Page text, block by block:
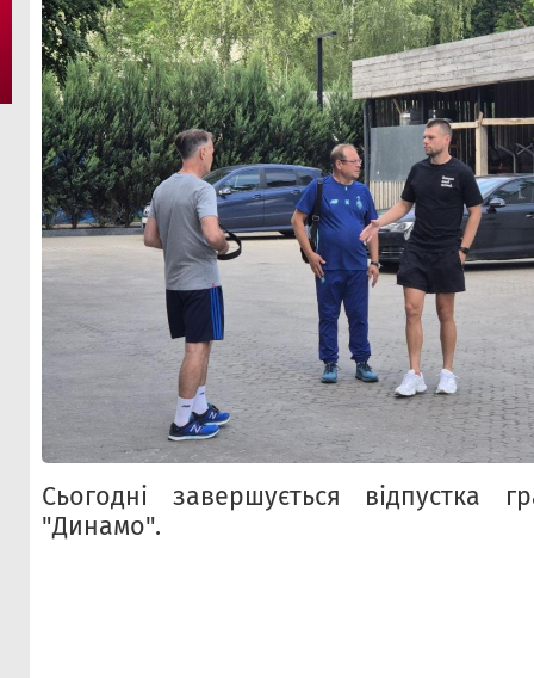
Сьогодні завершується відпустка
"Динамо".